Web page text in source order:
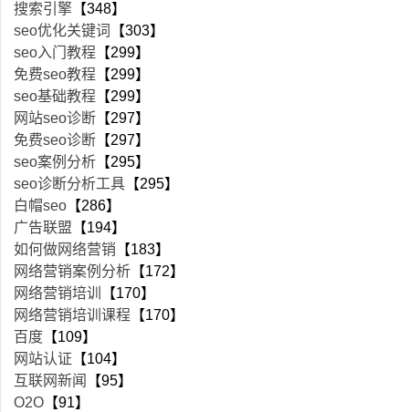
搜索引擎 【348】
seo优化关键词
【303】
seo入门教程 【299】
免费seo教程 【299】
seo基础教程 【299】
网站seo诊断 【297】
免费seo诊断 【297】
seo案例分析 【295】
seo诊断分析工具 【295】
白帽seo 【286】
广告联盟 【194】
如何做网络营销 【183】
网络营销案例分析 【172】
网络营销培训
【170】
网络营销培训课程 【170】
百度 【109】
网站认证 【104】
互联网新闻
【95】
O2O 【91】